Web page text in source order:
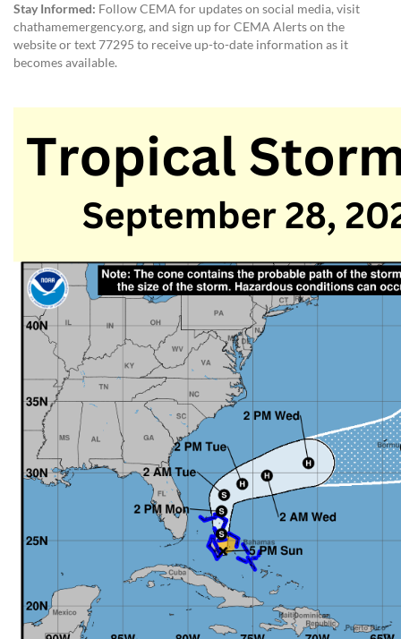
Stay Informed: Follow CEMA for updates on social media, visit
chathamemergency.org, and sign up for CEMA Alerts on the
website or text 77295 to receive up-to-date information as it
becomes available.